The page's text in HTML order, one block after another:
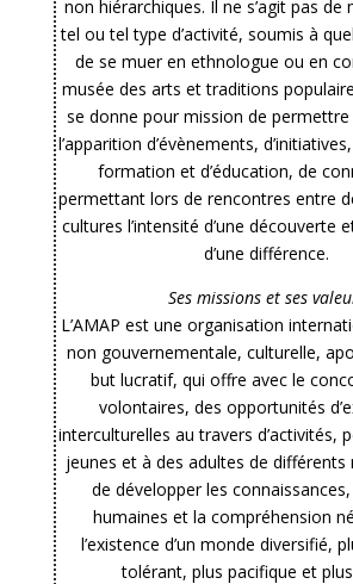
non hiérarchiques. Il ne s’agit pas de
tel ou tel type d’activité, soumis à
de se muer en ethnologue ou en
musée des arts et traditions
se donne pour mission de
l’apparition d’évènements,
formation et d’éducation, de
permettant lors de rencontres entre
cultures l’intensité d’une découverte
d’une différence.
Ses missions et ses
L’AMAP est une organisation
non gouvernementale, culturelle,
but lucratif, qui offre avec le
volontaires, des opportunités
interculturelles au travers d’activités,
jeunes et à des adultes de différents
de développer les
humaines et la compréhension
l’existence d’un monde diversifié,
tolérant, plus pacifique et